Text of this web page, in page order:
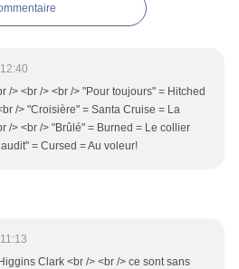
/> <br /> <br /> "Pour toujours" = Hitched
/> "Croisière" = Santa Cruise = La
/> <br /> "Brûlé" = Burned = Le collier
= Cursed = Au voleur!
Clark <br /> <br /> ce sont sans